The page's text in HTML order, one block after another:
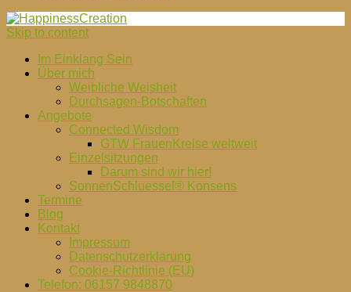
Skip to content
Im Einklang Sein
Über mich
Weibliche Weisheit
Durchsagen-Botschaften
Angebote
Connected Wisdom
GTW FrauenKreise weltweit
Einzelsitzungen
Darum sind wir hier!
SonnenSchluessel® Konsens
Termine
Blog
Kontakt
Impressum
Datenschutzerklärung
Cookie-Richtlinie (EU)
Telefon: 06157 9848870